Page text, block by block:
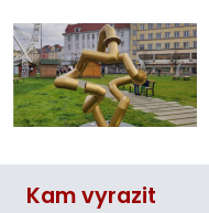
Kam vyrazit